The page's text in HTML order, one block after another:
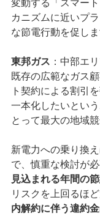
変動する「スマー
カニズムに近いプ
な節電行動を促しま
東邦ガス ：中部エ
既存の広範なガス
ト契約による割引
一本化したいとい
とって最大の地域
新電力への乗り換
で、慎重な検討が
見込まれる年間の
リスクを上回るほ
内解約に伴う違約金